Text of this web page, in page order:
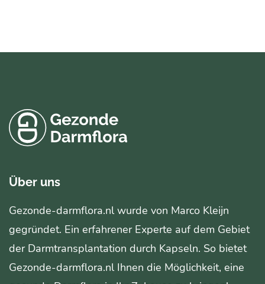
Über uns
Gezonde-darmflora.nl wurde von Marco Kleijn
gegründet. Ein erfahrener Experte auf dem Gebiet
der Darmtransplantation durch Kapseln. So bietet
Gezonde-darmflora.nl Ihnen die Möglichkeit, eine